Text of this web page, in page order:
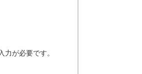
が必要です。